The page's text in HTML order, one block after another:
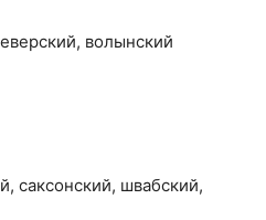
волынский
саксонский, швабский,